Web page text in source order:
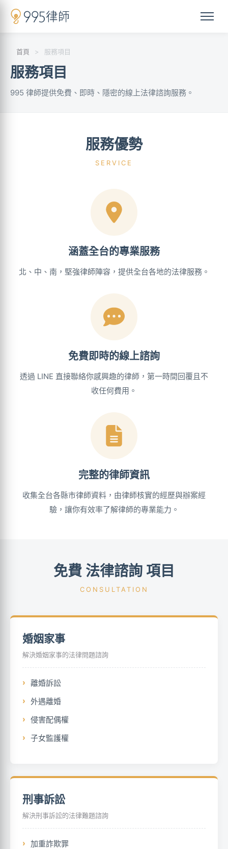
首頁 > 服務項目
服務項目
995 律師提供免費、即時、隱密的線上法律諮詢服務。
服務優勢
SERVICE
涵蓋全台的專業服務
北、中、南，堅強律師陣容，提供全台各地的法律服務。
免費即時的線上諮詢
透過 LINE 直接聯絡你感興趣的律師，第一時間回覆且不
收任何費用。
完整的律師資訊
收集全台各縣市律師資料，由律師核實的經歷與辦案經
驗，讓你有效率了解律師的專業能力。
免費 法律諮詢 項目
CONSULTATION
婚姻家事
解決婚姻家事的法律問題諮詢
離婚訴訟
外遇離婚
侵害配偶權
子女監護權
刑事訴訟
解決刑事訴訟的法律難題諮詢
加重詐欺罪